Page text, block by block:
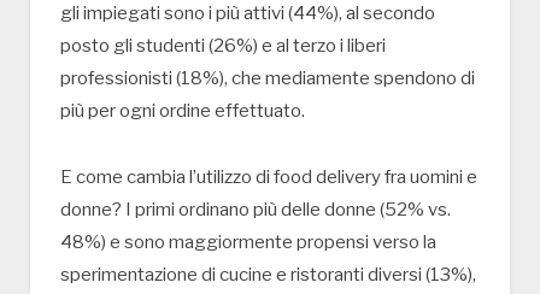
gli impiegati sono i più attivi (44%), al secondo
posto gli studenti (26%) e al terzo i liberi
professionisti (18%), che mediamente spendono di
più per ogni ordine effettuato.
E come cambia l’utilizzo di food delivery fra uomini e
donne? I primi ordinano più delle donne (52% vs.
48%) e sono maggiormente propensi verso la
sperimentazione di cucine e ristoranti diversi (13%),